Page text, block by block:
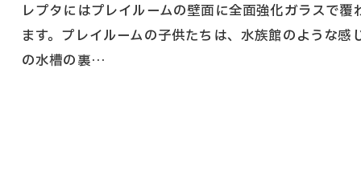
レプタにはプレイルームの壁面に全面強化ガラスで
ます。プレイルームの子供たちは、水族館のような
の水槽の裏…
お問い合わせはこちら